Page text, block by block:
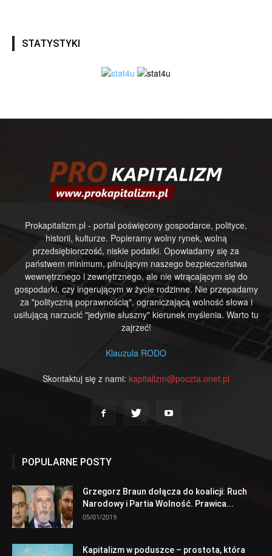
STATYSTYKI
Prokapitalizm.pl - portal poświęcony gospodarce, polityce,
historii, kulturze. Popieramy wolny rynek, wolną
przedsiębiorczość, niskie podatki. Opowiadamy się za
państwem minimum, pilnującym naszego bezpieczeństwa
wewnętrznego i zewnętrznego, ale nie wtrącającym się do
gospodarki, czy ingerującym w życie rodzinne. Nie przepadamy
za "polityczną poprawnością", ograniczającą wolność słowa i
usiłującą narzucić "jedynie słuszny" kierunek myślenia. Warto tu
zajrzeć!
Klauzula RODO
Skontaktuj się z nami: kapitalizm@poczta.onet.pl
POPULARNE POSTY
Grzegorz Braun dołącza do koalicji: Ruch
Narodowy i Partia Wolność. Prawica...
05/01/2019
Kapitalizm w poduszce – prostota, która